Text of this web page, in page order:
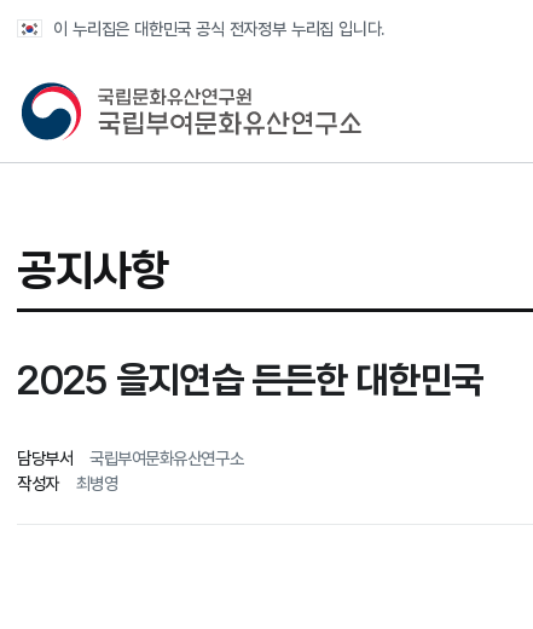
이 누리집은 대한민국 공식 전자정부 누리집 입니다.
국가유산청 국립부여문화유산연구소
공지사항
2025 을지연습 든든한 대한민국
담당부서 국립부여문화유산연구소
작성자
최병영